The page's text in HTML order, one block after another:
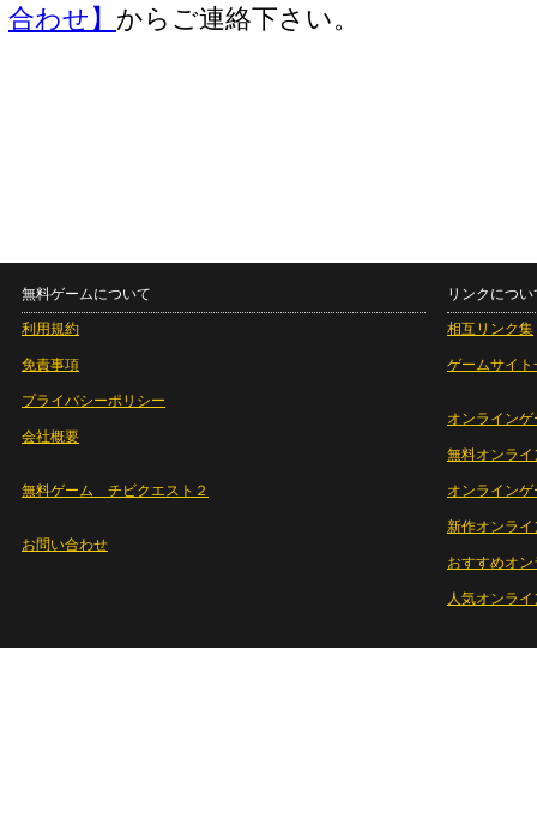
合わせ】 からご連絡下さい。
無料ゲームについて
利用規約
免責事項
プライバシーポリシー
会社概要
無料ゲーム チビクエスト２
お問い合わせ
リンクについ
相互リンク集
ゲームサイト
オンラインゲ
無料オンライ
オンライン
新作オンライ
おすすめオ
人気オンラ